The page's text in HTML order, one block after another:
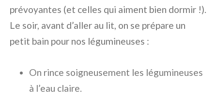
prévoyantes (et celles qui aiment bien dormir !).
Le soir, avant d’aller au lit, on se prépare un
petit bain pour nos légumineuses :
On rince soigneusement les légumineuses
à l’eau claire.